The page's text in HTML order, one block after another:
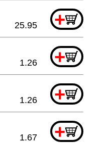
+
25.95
+
1.26
+
1.26
+
1.67